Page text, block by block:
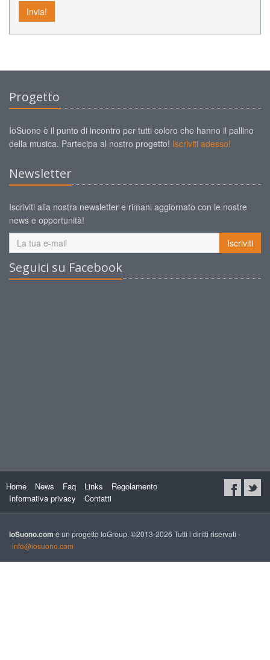
Invia!
Progetto
IoSuono è il punto di incontro per tutti coloro che hanno il pallino
della musica. Partecipa al nostro progetto! Iscriviti adesso!
Newsletter
Iscriviti alla nostra newsletter e rimani aggiornato con le nostre
news e opportunità!
Iscriviti
Seguici su Facebook
Home News Faq Links
Regolamento
Informativa privacy
Contatti
IoSuono.com è un progetto IoGroup. ©2013-2026 Tutti i diritti riservati -
info@iosuono.com